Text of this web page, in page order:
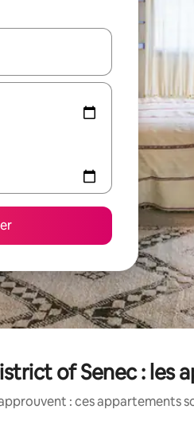
utilisez les flèches vers le haut et
of Senec : les
: ces appartements